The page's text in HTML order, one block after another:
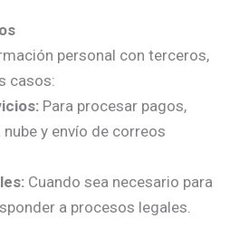
personal con terceros,
casos:
Para procesar pagos,
y envío de correos
Cuando sea necesario para
a procesos legales.